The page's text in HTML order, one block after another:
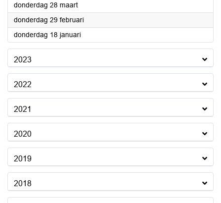
donderdag 28 maart2024
donderdag 29 februari2024
donderdag 18 januari2024
2023
2022
2021
2020
2019
2018